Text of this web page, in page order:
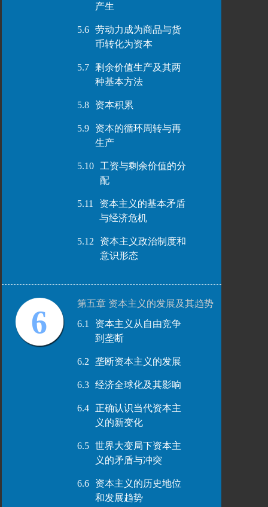
产生
5.6
劳动力成为商品与货
币转化为资本
5.7
剩余价值生产及其两
种基本方法
5.8 资本积累
5.9
资本的循环周转与再
生产
5.10
工资与剩余价值的分
配
5.11
资本主义的基本矛盾
与经济危机
5.12
资本主义政治制度和
意识形态
6
第五章 资本主义的发展及其趋势
6.1
资本主义从自由竞争
到垄断
6.2 垄断资本主义的发展
6.3 经济全球化及其影响
6.4
正确认识当代资本主
义的新变化
6.5
世界大变局下资本主
义的矛盾与冲突
6.6
资本主义的历史地位
和发展趋势